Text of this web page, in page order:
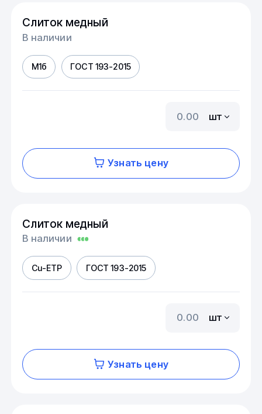
Слиток медный
В наличии
М1б ГОСТ 193-2015
шт
Узнать цену
Слиток медный
В наличии
Cu-ETP ГОСТ 193-2015
шт
Узнать цену